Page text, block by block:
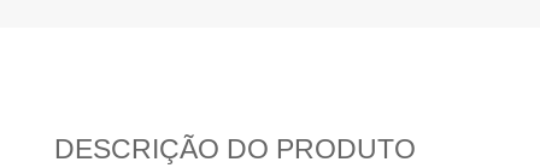
DESCRIÇÃO DO PRODUTO